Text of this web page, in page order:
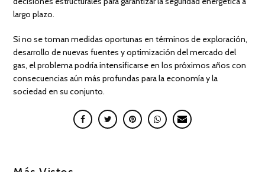
largo plazo.
Si no se toman medidas oportunas en términos de exploración,
desarrollo de nuevas fuentes y optimización del mercado del
gas, el problema podría intensificarse en los próximos años con
consecuencias aún más profundas para la economía y la
sociedad en su conjunto.